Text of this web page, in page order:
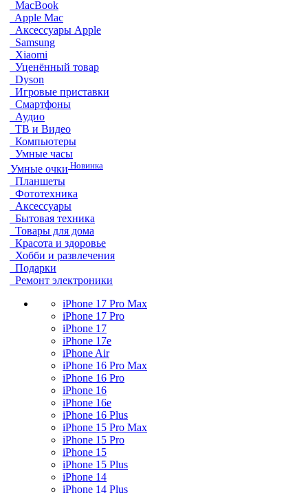
MacBook
Apple Mac
Аксессуары Apple
Samsung
Xiaomi
Уценённый товар
Dyson
Игровые приставки
Смартфоны
Аудио
ТВ и Видео
Компьютеры
Умные часы
Умные очки Новинка
Планшеты
Фототехника
Аксессуары
Бытовая техника
Товары для дома
Красота и здоровье
Хобби и развлечения
Подарки
Ремонт электроники
iPhone 17 Pro Max
iPhone 17 Pro
iPhone 17
iPhone 17e
iPhone Air
iPhone 16 Pro Max
iPhone 16 Pro
iPhone 16
iPhone 16e
iPhone 16 Plus
iPhone 15 Pro Max
iPhone 15 Pro
iPhone 15
iPhone 15 Plus
iPhone 14
iPhone 14 Plus